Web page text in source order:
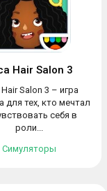
Hair Salon 3
Salon 3 – игра
для тех, кто мечтал
себя в
роли...
Симуляторы